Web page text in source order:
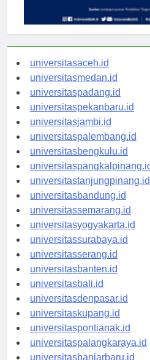
universitasaceh.id
universitasmedan.id
universitaspadang.id
universitaspekanbaru.id
universitasjambi.id
universitaspalembang.id
universitasbengkulu.id
universitaspangkalpinang.id
universitastanjungpinang.id
universitasbandung.id
universitassemarang.id
universitasyogyakarta.id
universitassurabaya.id
universitasserang.id
universitasbanten.id
universitasbali.id
universitasdenpasar.id
universitaskupang.id
universitaspontianak.id
universitaspalangkaraya.id